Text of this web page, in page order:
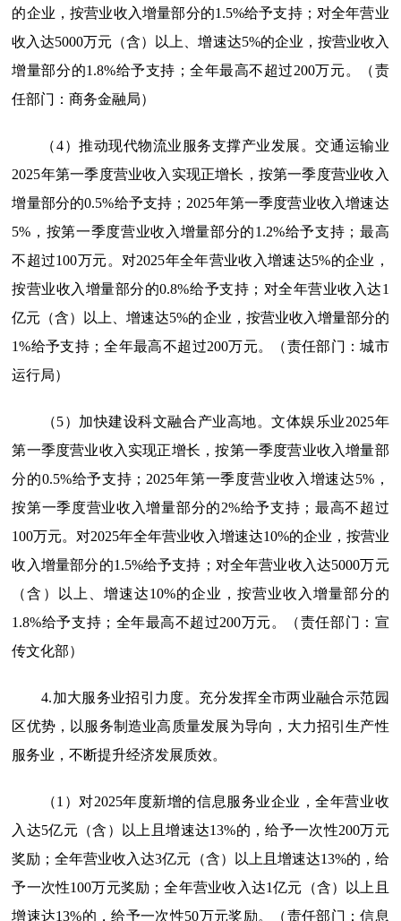
的企业，按营业收入增量部分的1.5%给予支持；对全年营业
收入达5000万元（含）以上、增速达5%的企业，按营业收入
增量部分的1.8%给予支持；全年最高不超过200万元。（责
任部门：商务金融局）
（4）推动现代物流业服务支撑产业发展。交通运输业
2025年第一季度营业收入实现正增长，按第一季度营业收入
增量部分的0.5%给予支持；2025年第一季度营业收入增速达
5%，按第一季度营业收入增量部分的1.2%给予支持；最高
不超过100万元。对2025年全年营业收入增速达5%的企业，
按营业收入增量部分的0.8%给予支持；对全年营业收入达1
亿元（含）以上、增速达5%的企业，按营业收入增量部分的
1%给予支持；全年最高不超过200万元。（责任部门：城市
运行局）
（5）加快建设科文融合产业高地。文体娱乐业2025年
第一季度营业收入实现正增长，按第一季度营业收入增量部
分的0.5%给予支持；2025年第一季度营业收入增速达5%，
按第一季度营业收入增量部分的2%给予支持；最高不超过
100万元。对2025年全年营业收入增速达10%的企业，按营业
收入增量部分的1.5%给予支持；对全年营业收入达5000万元
（含）以上、增速达10%的企业，按营业收入增量部分的
1.8%给予支持；全年最高不超过200万元。（责任部门：宣
传文化部）
4.加大服务业招引力度。 充分发挥全市两业融合示范园
区优势，以服务制造业高质量发展为导向，大力招引生产性
服务业，不断提升经济发展质效。
（1）对2025年度新增的信息服务业企业，全年营业收
入达5亿元（含）以上且增速达13%的，给予一次性200万元
奖励；全年营业收入达3亿元（含）以上且增速达13%的，给
予一次性100万元奖励；全年营业收入达1亿元（含）以上且
增速达13%的，给予一次性50万元奖励。（责任部门：信息